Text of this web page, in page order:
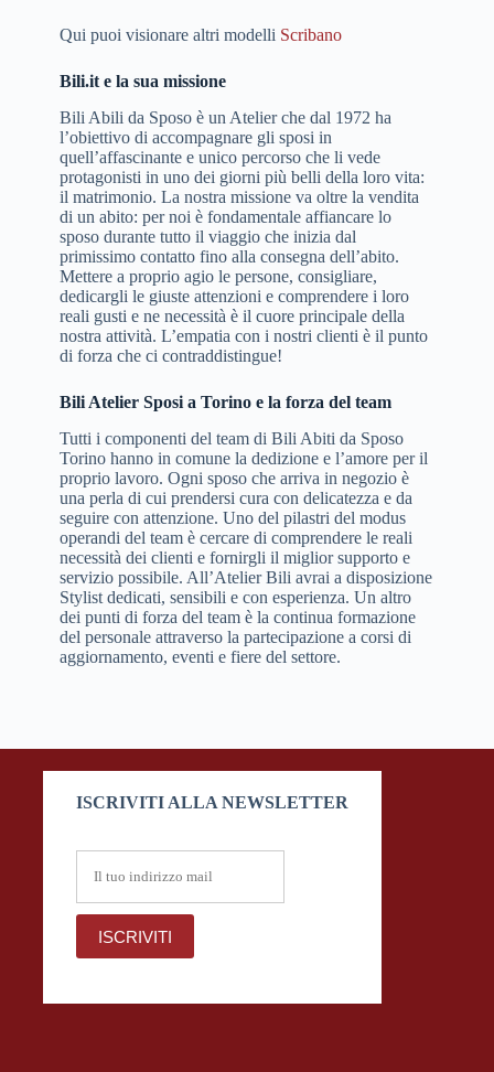
Qui puoi visionare altri modelli Scribano
Bili.it e la sua missione
Bili Abili da Sposo è un Atelier che dal 1972 ha
l’obiettivo di accompagnare gli sposi in
quell’affascinante e unico percorso che li vede
protagonisti in uno dei giorni più belli della loro vita:
il matrimonio. La nostra missione va oltre la vendita
di un abito: per noi è fondamentale affiancare lo
sposo durante tutto il viaggio che inizia dal
primissimo contatto fino alla consegna dell’abito.
Mettere a proprio agio le persone, consigliare,
dedicargli le giuste attenzioni e comprendere i loro
reali gusti e ne necessità è il cuore principale della
nostra attività. L’empatia con i nostri clienti è il punto
di forza che ci contraddistingue!
Bili Atelier Sposi a Torino e la forza del team
Tutti i componenti del team di Bili Abiti da Sposo
Torino hanno in comune la dedizione e l’amore per il
proprio lavoro. Ogni sposo che arriva in negozio è
una perla di cui prendersi cura con delicatezza e da
seguire con attenzione. Uno del pilastri del modus
operandi del team è cercare di comprendere le reali
necessità dei clienti e fornirgli il miglior supporto e
servizio possibile. All’Atelier Bili avrai a disposizione
Stylist dedicati, sensibili e con esperienza. Un altro
dei punti di forza del team è la continua formazione
del personale attraverso la partecipazione a corsi di
aggiornamento, eventi e fiere del settore.
ISCRIVITI ALLA NEWSLETTER